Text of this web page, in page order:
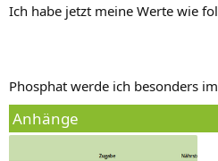
Ich habe jetzt meine Werte wie
Phosphat werde ich besonders
Anhänge